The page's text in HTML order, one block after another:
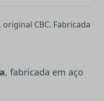
CBC. Fabricada
, fabricada em aço